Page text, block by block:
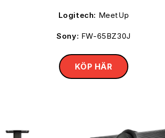
Logitech: MeetUp
Sony: FW-65BZ30J
KÖP HÄR